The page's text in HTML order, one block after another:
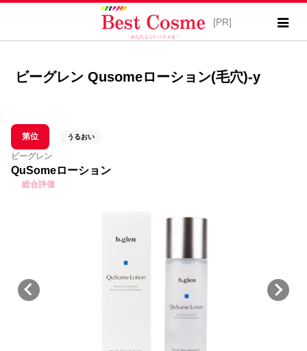
ビーグレン Qusomeローション(毛穴)-y
第位 うるおい
ビーグレン
QuSomeローション
総合評価